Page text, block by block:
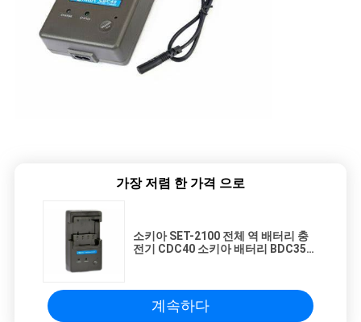
가장 저렴 한 가격 으로
소키아 SET-2100 전체 역 배터리 충
전기 CDC40 소키아 배터리 BDC35
계속하다